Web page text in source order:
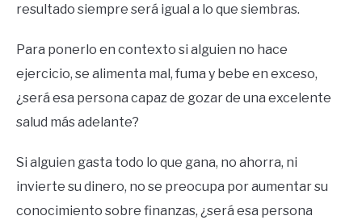
resultado siempre será igual a lo que siembras.
Para ponerlo en contexto si alguien no hace
ejercicio, se alimenta mal, fuma y bebe en exceso,
¿será esa persona capaz de gozar de una excelente
salud más adelante?
Si alguien gasta todo lo que gana, no ahorra, ni
invierte su dinero, no se preocupa por aumentar su
conocimiento sobre finanzas, ¿será esa persona